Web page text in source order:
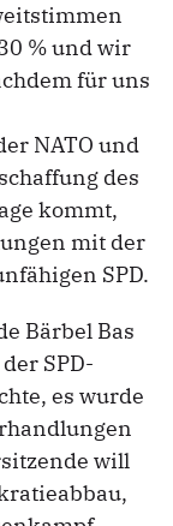
% und wir
für uns
NATO und
des
kommt,
mit der
SPD.
Bärbel Bas
SPD-
es wurde
will